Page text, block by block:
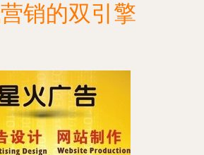
销的双引擎